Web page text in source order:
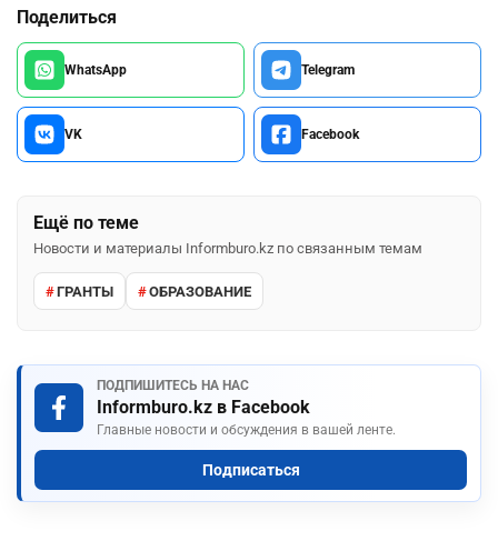
Поделиться
WhatsApp Telegram
VK Facebook
Ещё по теме
Новости и материалы Informburo.kz по связанным темам
ГРАНТЫ ОБРАЗОВАНИЕ
ПОДПИШИТЕСЬ НА НАС
Informburo.kz в Facebook
Главные новости и обсуждения в вашей ленте.
Подписаться